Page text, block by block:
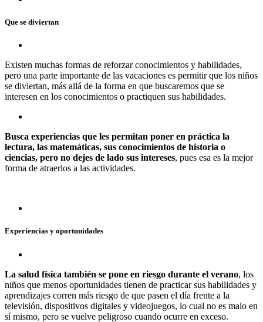
Que se diviertan
Existen muchas formas de reforzar conocimientos y habilidades,
pero una parte importante de las vacaciones es permitir que los niños
se diviertan, más allá de la forma en que buscaremos que se
interesen en los conocimientos o practiquen sus habilidades.
Busca experiencias que les permitan poner en práctica la
lectura, las matemáticas, sus conocimientos de historia o
ciencias, pero no dejes de lado sus intereses, pues esa es la mejor
forma de atraerlos a las actividades.
Experiencias y oportunidades
La salud física también se pone en riesgo durante el verano, los
niños que menos oportunidades tienen de practicar sus habilidades y
aprendizajes corren más riesgo de que pasen el día frente a la
televisión, dispositivos digitales y videojuegos, lo cual no es malo en
sí mismo, pero se vuelve peligroso cuando ocurre en exceso.